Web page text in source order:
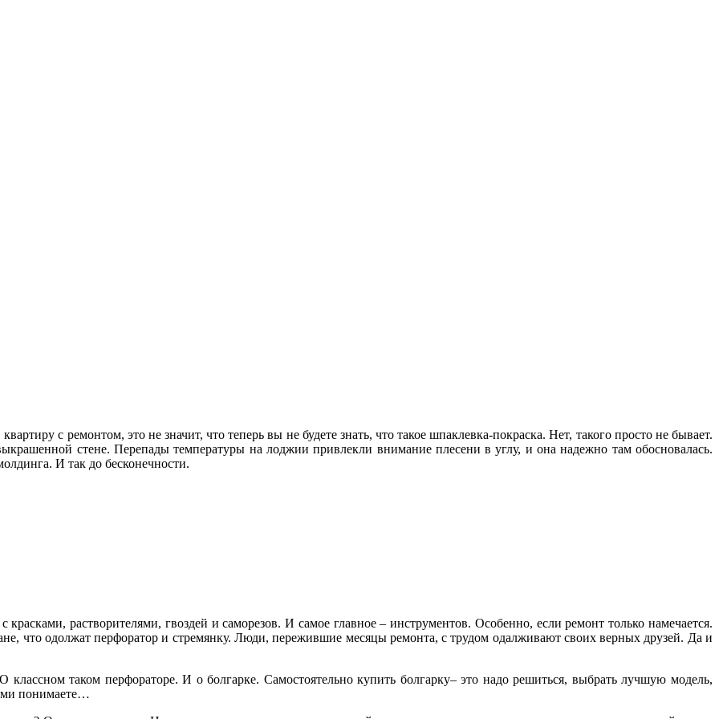
с ремонтом, это не значит, что теперь вы не будете знать, что такое шпаклевка-покраска. Нет, такого просто не бывает.
стене. Перепады температуры на лоджии привлекли внимание плесени в углу, и она надежно там обосновалась.
И так до бесконечности.
растворителями, гвоздей и саморезов. И самое главное – инструментов. Особенно, если ремонт только намечается.
что одолжат перфоратор и стремянку. Люди, пережившие месяцы ремонта, с трудом одалживают своих верных друзей. Да и
таком перфораторе. И о болгарке. Самостоятельно купить болгарку– это надо решиться, выбрать лучшую модель,
понимаете…